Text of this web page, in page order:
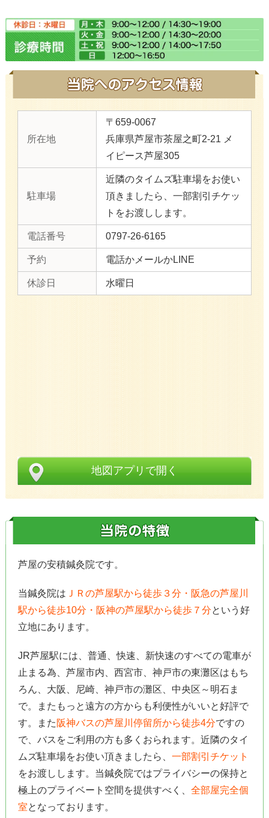
所在地
〒659-0067
兵庫県芦屋市茶屋之町2-21 メ
イピース芦屋305
駐車場
近隣のタイムズ駐車場をお使い
頂きましたら、一部割引チケッ
トをお渡しします。
電話番号 0797-26-6165
予約 電話かメールかLINE
休診日 水曜日
地図アプリで開く
芦屋の安積鍼灸院です。
当鍼灸院は ＪＲの芦屋駅から徒歩３分・阪急の芦屋川
駅から徒歩10分・阪神の芦屋駅から徒歩７分という好
立地にあります。
JR芦屋駅には、普通、快速、新快速のすべての電車が
止まる為、芦屋市内、西宮市、神戸市の東灘区はもち
ろん、大阪、尼崎、神戸市の灘区、中央区～明石ま
で。またもっと遠方の方からも利便性がいいと好評で
す。また 阪神バスの芦屋川停留所から徒歩4分ですの
で、バスをご利用の方も多くおられます。近隣のタイ
ムズ駐車場をお使い頂きましたら、 一部割引チケット
をお渡しします。当鍼灸院ではプライバシーの保持と
極上のプライベート空間を提供すべく、 全部屋完全個
室となっております。